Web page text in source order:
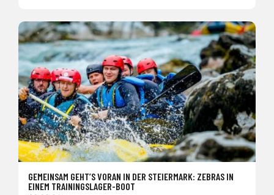
GEMEINSAM GEHT’S VORAN IN DER STEIERMARK: ZEBRAS IN
EINEM TRAININGSLAGER-BOOT